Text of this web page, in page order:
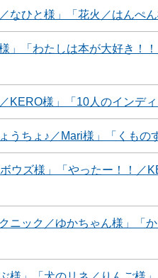
なひと様」「花火／はんぺ
」「わたしは本が大好き！
KERO様」「10人のインディ
うちょ♪／Mari様」「くもの
ウズ様」「やったー！！／
ニック／ゆかちゃん様」「